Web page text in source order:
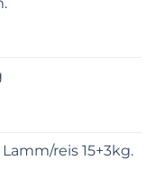
reis 15+3kg.